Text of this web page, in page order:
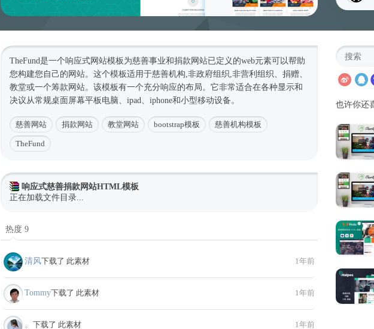
TheFund是一个响应式网站模板 为慈善事业和捐款网站已定义的web元素可以帮助
您构建您自己的网站。这个模板适用于慈善机构,非政府组织,非营利组织、捐赠、
教堂或一个筹款网站。该模板有一个充分响应的布局。它非常适合在各种显示和
决议从常规桌面屏幕平板电脑、ipad、iphone和小型移动设备。
慈善网站 捐款网站 教堂网站 bootstrap模板 慈善机构模板
TheFund
响应式慈善捐款网站HTML模板
正在加载文件目录...
热度 9
清风下载了 此素材 1年前
Tommy下载了 此素材 1年前
。 下载了 此素材 1年前
也许你还